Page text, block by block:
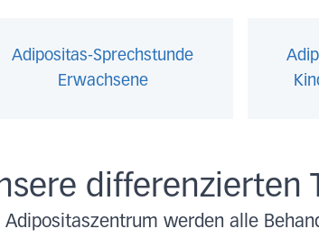
Adipositas-Sprechstunde
Erwachsene
differenzierten
Adipositaszentrum werden alle